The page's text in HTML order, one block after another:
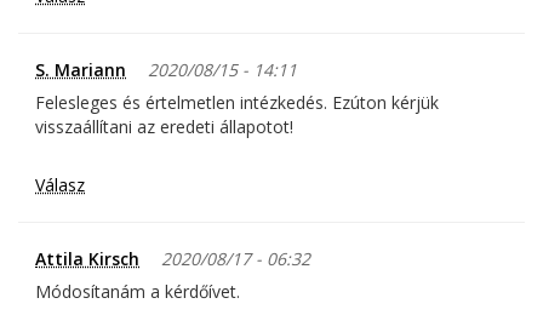
S. Mariann
2020/08/15 - 14:11
Felesleges és értelmetlen intézkedés. Ezúton kérjük
visszaállítani az eredeti állapotot!
Válasz
Attila Kirsch
2020/08/17 - 06:32
Módosítanám a kérdőívet.